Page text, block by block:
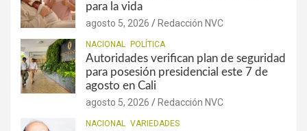
para la vida
agosto 5, 2026 Redacción NVC
NACIONAL POLÍTICA
Autoridades verifican plan de seguridad
para posesión presidencial este 7 de
agosto en Cali
agosto 5, 2026 Redacción NVC
NACIONAL VARIEDADES